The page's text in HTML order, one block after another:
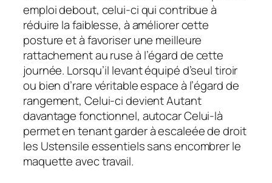
emploi debout, celui-ci qui contribue à
réduire la faiblesse, à améliorer cette
posture et à favoriser une meilleure
rattachement au ruse à l’égard de cette
journée. Lorsqu’il levant équipé d’seul tiroir
ou bien d’rare véritable espace à l’égard de
rangement, Celui-ci devient Autant
davantage fonctionnel, autocar Celui-là
permet en tenant garder à escaleée de droit
les Ustensile essentiels sans encombrer le
maquette avec travail.